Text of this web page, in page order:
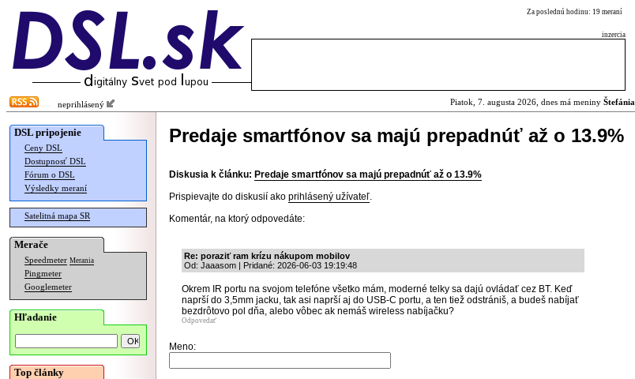
Za poslednú hodinu: 19 meraní
inzercia
neprihlásený Piatok, 7. augusta 2026, dnes má meniny Štefánia
DSL pripojenie
Ceny DSL
Dostupnosť DSL
Fórum o DSL
Výsledky meraní
Satelitná mapa SR
Merače
Speedmeter Merania
Pingmeter
Googlemeter
Hľadanie
Top články
Predaje smartfónov sa majú prepadnúť až o 13.9%
Diskusia k článku: Predaje smartfónov sa majú prepadnúť až o 13.9%
Prispievajte do diskusií ako prihlásený užívateľ.
Komentár, na ktorý odpovedáte:
Re: poraziť ram krízu nákupom mobilov
Od: Jaaasom | Pridané: 2026-06-03 19:19:48
Okrem IR portu na svojom telefóne všetko mám, moderné telky sa dajú ovládať cez BT. Keď
naprší do 3,5mm jacku, tak asi naprší aj do USB-C portu, a ten tiež odstrániš, a budeš nabíjať
bezdrôtovo pol dňa, alebo vôbec ak nemáš wireless nabíjačku?
Odpovedať
Meno: